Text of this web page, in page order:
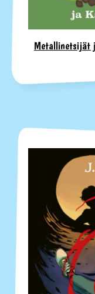
Metallinetsijät